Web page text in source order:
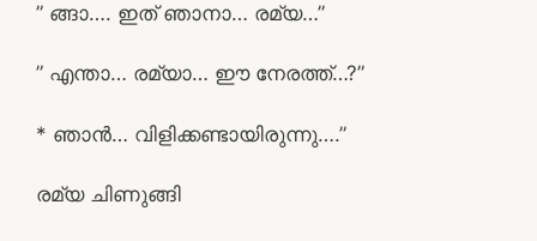
” ങ്ങാ…. ഇത് ഞാനാ… രമ്യ…”
” എന്താ… രമ്യാ… ഈ നേരത്ത്…?”
* ഞാൻ… വിളിക്കണ്ടായിരുന്നു….”
രമ്യ ചിണുങ്ങി